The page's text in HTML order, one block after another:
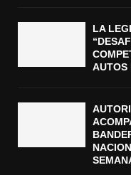
LA
AUTOS